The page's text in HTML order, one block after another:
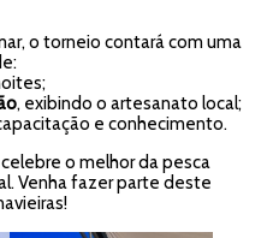
o torneio contará com uma
, exibindo o artesanato local;
e conhecimento.
o melhor da pesca
Venha fazer parte deste